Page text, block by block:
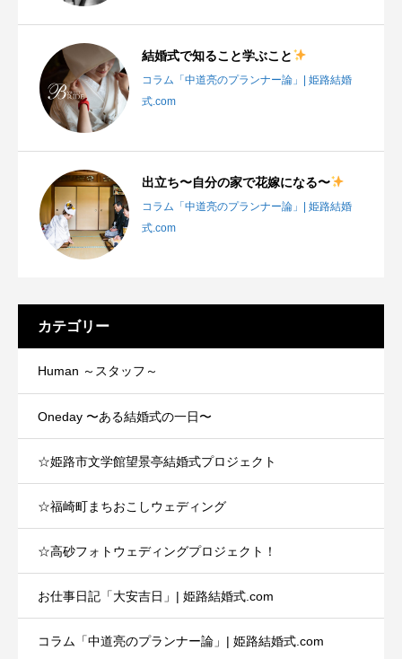
結婚式で知ること学ぶこと
コラム「中道亮のプランナー論」| 姫路結婚
式.com
出立ち〜自分の家で花嫁になる〜
コラム「中道亮のプランナー論」| 姫路結婚
式.com
カテゴリー
Human ～スタッフ～
Oneday 〜ある結婚式の一日〜
☆姫路市文学館望景亭結婚式プロジェクト
☆福崎町まちおこしウェディング
☆高砂フォトウェディングプロジェクト！
お仕事日記「大安吉日」| 姫路結婚式.com
コラム「中道亮のプランナー論」| 姫路結婚式.com